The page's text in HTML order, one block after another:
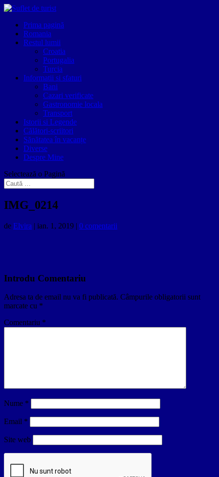
Prima pagină
Romania
Restul lumii
Croatia
Portugalia
Turcia
Informatii si sfaturi
Bani
Cazari verificate
Gastronomie locala
Transport
Istorii si Legende
Călători-scriitori
Sănătatea în vacanțe
Diverse
Despre Mine
Selectează o Pagină
IMG_0214
de Elvira | ian. 1, 2019 | 0 comentarii
Introdu Comentariu
Adresa ta de email nu va fi publicată. Câmpurile obligatorii sunt
marcate cu *
Comentariu *
Nume *
Email *
Site web